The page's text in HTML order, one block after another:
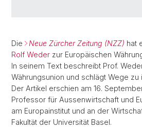
Die Neue Zürcher Zeitung (NZZ) hat
Rolf Weder zur Europäischen
In seinem Text beschreibt Prof.
Währungsunion und schlägt Wege zu
Der Artikel erschien am 16.
Professor für Aussenwirtschaft und
am Europainstitut und an der
Fakultät der Universität Basel.